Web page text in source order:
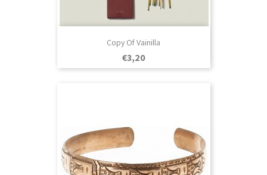
Copy Of Vainilla
Prezo
€3,20